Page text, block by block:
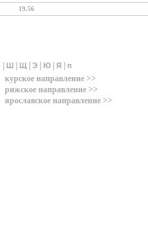
19.56
Ш Щ Э Ю Я п
курское направление >>
рижское направление >>
ярославское направление >>